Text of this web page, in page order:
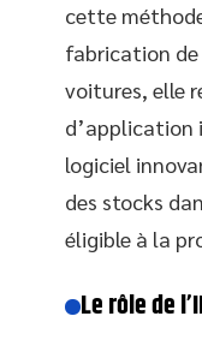
cette
fabrication de
voitures, elle
d’application
logiciel
des stocks
éligible à la
Le rôle de